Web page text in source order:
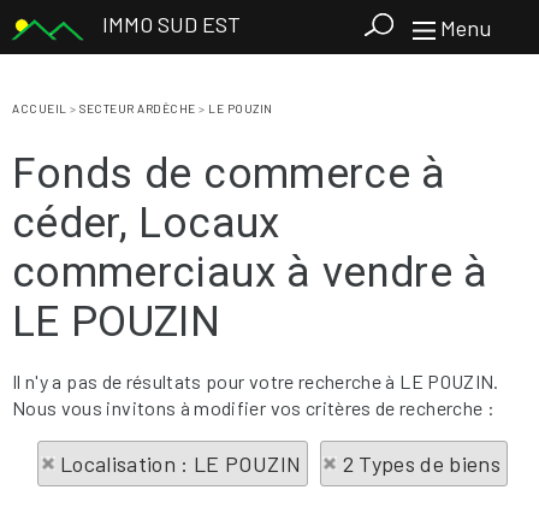
IMMO SUD EST Menu
ACCUEIL > SECTEUR ARDÈCHE > LE POUZIN
Fonds de commerce à
céder, Locaux
commerciaux à vendre à
LE POUZIN
Il n'y a pas de résultats pour votre recherche à LE POUZIN.
Nous vous invitons à modifier vos critères de recherche :
Localisation : LE POUZIN 2 Types de biens